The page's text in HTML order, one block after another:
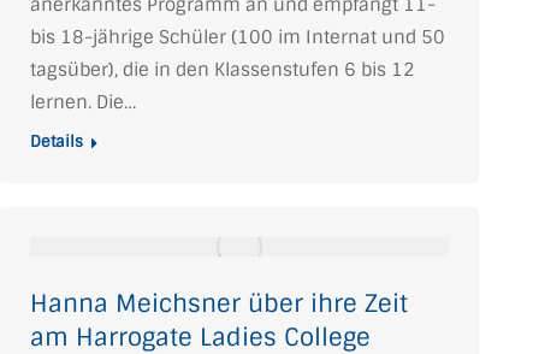
anerkanntes Programm an und empfängt 11-
bis 18-jährige Schüler (100 im Internat und 50
tagsüber), die in den Klassenstufen 6 bis 12
lernen. Die…
Details
Hanna Meichsner über ihre Zeit
am Harrogate Ladies College